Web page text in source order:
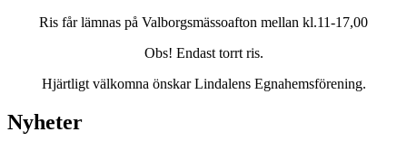
Ris får lämnas på Valborgsmässoafton mellan kl.11-17,00
Obs! Endast torrt ris.
Hjärtligt välkomna önskar Lindalens Egnahemsförening.
Nyheter